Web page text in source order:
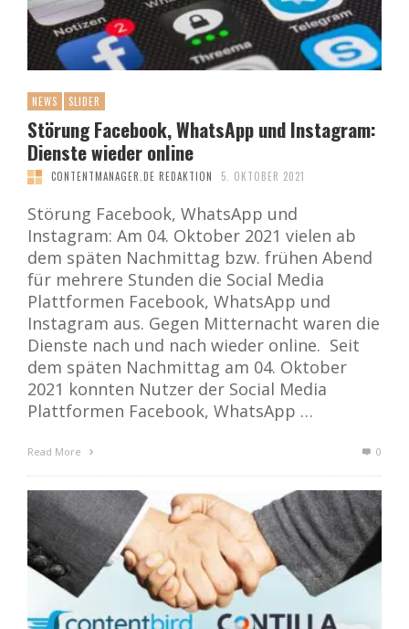
NEWS SLIDER
Störung Facebook, WhatsApp und Instagram:
Dienste wieder online
CONTENTMANAGER.DE REDAKTION 5. OKTOBER 2021
Störung Facebook, WhatsApp und
Instagram: Am 04. Oktober 2021 vielen ab
dem späten Nachmittag bzw. frühen Abend
für mehrere Stunden die Social Media
Plattformen Facebook, WhatsApp und
Instagram aus. Gegen Mitternacht waren die
Dienste nach und nach wieder online. Seit
dem späten Nachmittag am 04. Oktober
2021 konnten Nutzer der Social Media
Plattformen Facebook, WhatsApp …
Read More 0